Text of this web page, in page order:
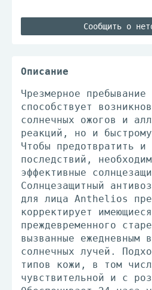
Сообщить о
Описание
Чрезмерное
способствует
солнечных ожогов и
реакций, но и
Чтобы предотвратить и
последствий,
эффективные
Солнцезащитный
для лица Anthelios
корректирует
преждевременного
вызванные ежедневным
солнечных лучей.
типов кожи, в том
чувствительной и с